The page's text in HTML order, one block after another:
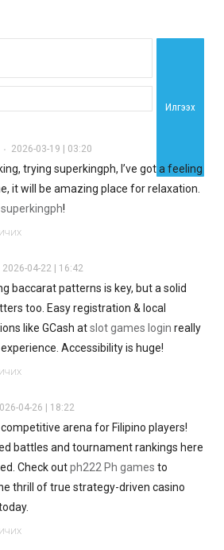
Илгээх
• 2026-03-19 | 03:20
trying superkingph, I’ve got a feeling
it will be amazing place for relaxation.
superkingph!
2026-04-22 | 16:42
baccarat patterns is key, but a solid
too. Easy registration & local
like GCash atslot games login really
Accessibility is huge!
04-26 | 18:22
competitive arena for Filipino players!
battles and tournament rankings here
Check outph222 Ph games to
thrill of true strategy-driven casino